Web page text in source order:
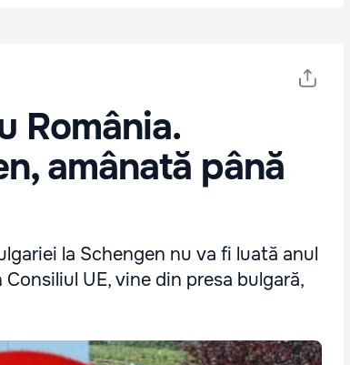
România.
amânată până
la Schengen nu va fi luată anul
UE, vine din presa bulgară,